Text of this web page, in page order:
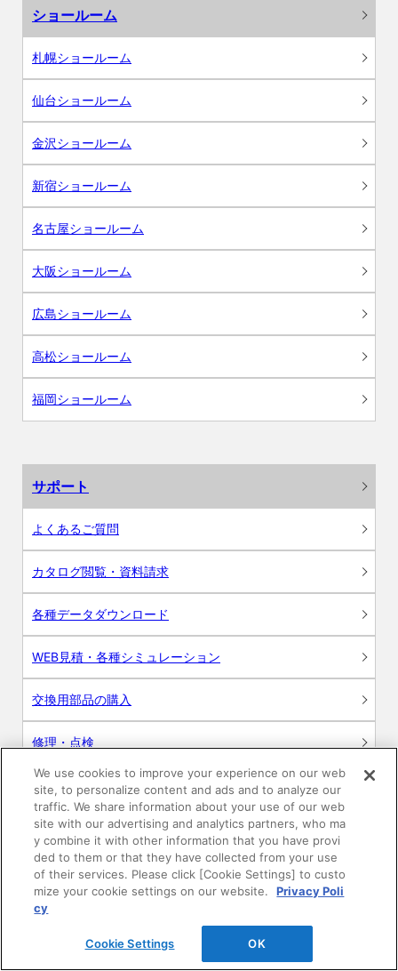
ショールーム
札幌ショールーム
仙台ショールーム
金沢ショールーム
新宿ショールーム
名古屋ショールーム
大阪ショールーム
広島ショールーム
高松ショールーム
福岡ショールーム
サポート
よくあるご質問
カタログ閲覧・資料請求
各種データダウンロード
WEB見積・各種シミュレーション
交換用部品の購入
修理・点検
お問い合わせ
ログイン
建築・設計関係者様向けサイト
ユーザー登録サービス
WEB見積システム
We use cookies to improve your experience on our web
site, to personalize content and ads and to analyze our
traffic. We share information about your use of our web
site with our advertising and analytics partners, who ma
y combine it with other information that you have provi
ded to them or that they have collected from your use
of their services. Please click [Cookie Settings] to custo
mize your cookie settings on our website.
Privacy Poli
cy
Cookie Settings OK